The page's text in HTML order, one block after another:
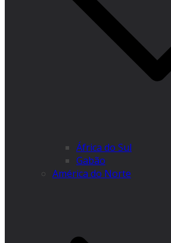
África do Sul
Gabão
América do Norte